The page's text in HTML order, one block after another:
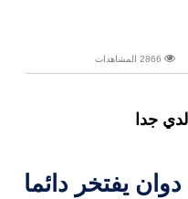
جدا
يفتخر دائما